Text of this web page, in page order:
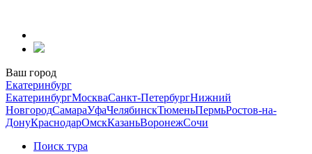
содержанию
Ваш город
Екатеринбург
ЕкатеринбургМоскваСанкт-ПетербургНижний
НовгородСамараУфаЧелябинскТюменьПермьРостов-на-
ДонуКраснодарОмскКазаньВоронежСочи
Поиск тура